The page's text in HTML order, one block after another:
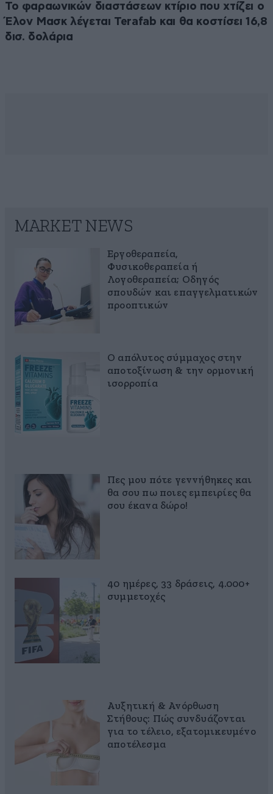
Το φαραωνικών διαστάσεων κτίριο που χτίζει ο
Έλον Μασκ λέγεται Terafab και θα κοστίσει 16,8
δισ. δολάρια
MARKET NEWS
Εργοθεραπεία,
Φυσικοθεραπεία ή
Λογοθεραπεία; Οδηγός
σπουδών και επαγγελματικών
προοπτικών
Ο απόλυτος σύμμαχος στην
αποτοξίνωση & την ορμονική
ισορροπία
Πες μου πότε γεννήθηκες και
θα σου πω ποιες εμπειρίες θα
σου έκανα δώρο!
40 ημέρες, 33 δράσεις, 4.000+
συμμετοχές
Αυξητική & Ανόρθωση
Στήθους: Πώς συνδυάζονται
για το τέλειο, εξατομικευμένο
αποτέλεσμα